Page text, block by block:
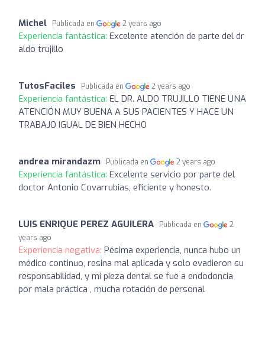
Michel Publicada en 2 years ago
Experiencia fantástica: Excelente atención de parte del dr
aldo trujillo
TutosFaciles Publicada en 2 years ago
Experiencia fantástica: EL DR. ALDO TRUJILLO TIENE UNA
ATENCIÓN MUY BUENA A SUS PACIENTES Y HACE UN
TRABAJO IGUAL DE BIEN HECHO
andrea mirandazm Publicada en 2 years ago
Experiencia fantástica: Excelente servicio por parte del
doctor Antonio Covarrubias, eficiente y honesto.
LUIS ENRIQUE PEREZ AGUILERA Publicada en
2
years ago
Experiencia negativa: Pésima experiencia, nunca hubo un
médico continuo, resina mal aplicada y solo evadieron su
responsabilidad, y mi pieza dental se fue a endodoncia
por mala práctica , mucha rotación de personal